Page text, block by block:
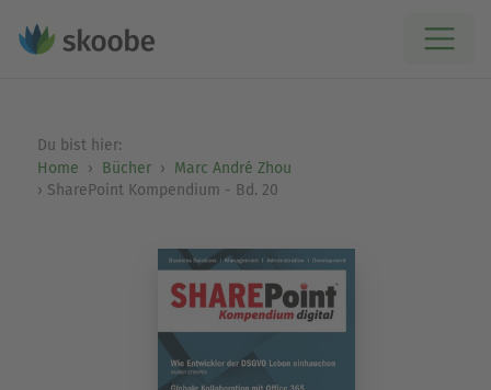
Du bist hier:
Home
Bücher
Marc André Zhou
SharePoint Kompendium - Bd. 20